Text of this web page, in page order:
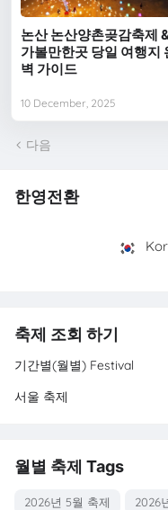
논산 논산양촌곶감축제
가볼만한곳 당일 여행지
벽 가이드
10 December, 2025
다음
한영전환
축제 조회 하기
기간별(월별) Festival
서울 축제
월별 축제 Tags
2026년 5월 축제 2026